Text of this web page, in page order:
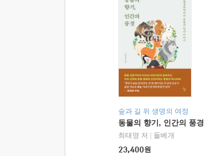
숲과 길 위 생명의 여정
동물의 향기, 인간의 풍경
최태영 저
돌베개
23,400원